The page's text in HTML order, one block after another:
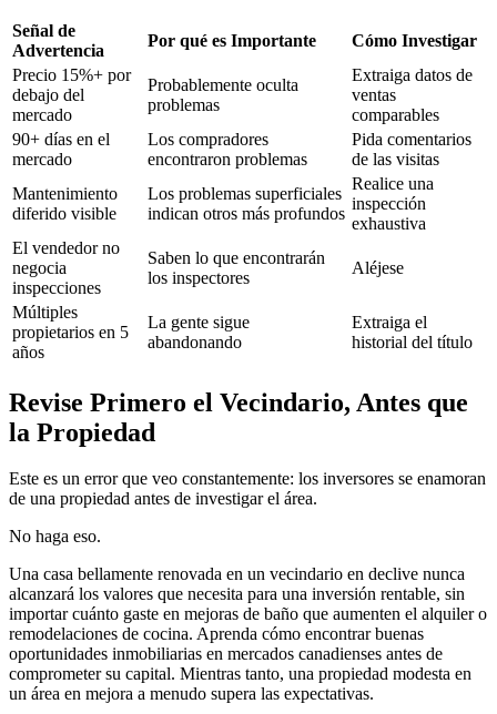
Señal de
Advertencia
Por qué es Importante
Cómo Investigar
Precio 15%+ por
debajo del
mercado
Probablemente oculta
problemas
Extraiga datos de
ventas
comparables
90+ días en el
mercado
Los compradores
encontraron problemas
Pida comentarios
de las visitas
Mantenimiento
diferido visible
Los problemas superficiales
indican otros más profundos
Realice una
inspección
exhaustiva
El vendedor no
negocia
inspecciones
Saben lo que encontrarán
los inspectores
Aléjese
Múltiples
propietarios en 5
años
La gente sigue
abandonando
Extraiga el
historial del título
Revise Primero el Vecindario, Antes que
la Propiedad
Este es un error que veo constantemente: los inversores se enamoran
de una propiedad antes de investigar el área.
No haga eso.
Una casa bellamente renovada en un vecindario en declive nunca
alcanzará los valores que necesita para una inversión rentable, sin
importar cuánto gaste en mejoras de baño que aumenten el alquiler o
remodelaciones de cocina. Aprenda cómo encontrar buenas
oportunidades inmobiliarias en mercados canadienses antes de
comprometer su capital. Mientras tanto, una propiedad modesta en
un área en mejora a menudo supera las expectativas.